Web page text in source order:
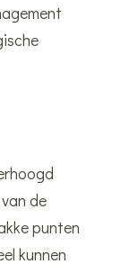
de
punten
kunnen